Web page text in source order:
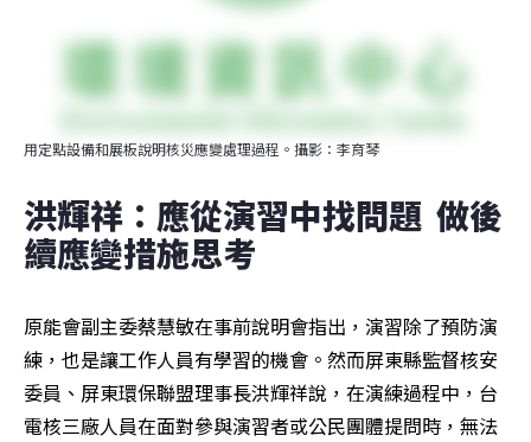
用定點設備和展板說明核災應變處理過程。攝影：李育琴
洪輝祥：應從演習中找問題  做後
續應變措施思考
原能會副主委蔡慧敏在事前說明會指出，演習除了預防演
練，也是讓工作人員有學習的機會。然而屏東縣監督核安
委員、屏東環保聯盟理事長洪輝祥說，在演練過程中，台
電核三廠人員在面對參與演習者或公民團體提問時，無法